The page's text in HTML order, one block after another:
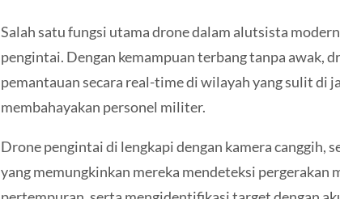
Salah satu fungsi utama drone dalam alutsista
pengintai. Dengan kemampuan terbang tanpa awak,
pemantauan secara real-time di wilayah yang sulit di
membahayakan personel militer.
Drone pengintai di lengkapi dengan kamera canggih,
yang memungkinkan mereka mendeteksi pergerakan